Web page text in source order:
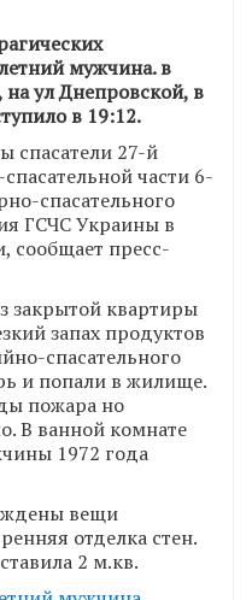
мужчина. в
ул Днепровской, в
в 19:12.
спасатели 27-й
части 6-
спасательного
ГСЧС Украины в
сообщает пресс-
закрытой квартиры
запах продуктов
спасательного
и попали в жилище.
пожара но
В ванной комнате
1972 года
вещи
отделка стен.
2 м.кв.